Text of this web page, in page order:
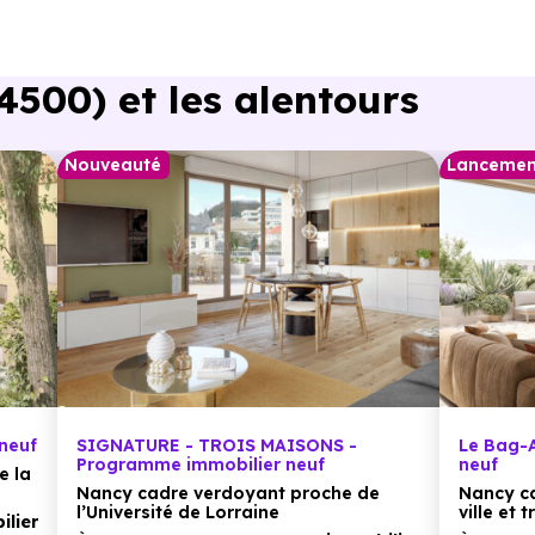
et les alentours
la
Nouveauté
SIGNATURE - TROIS MAISONS -
Programme immobilier neuf
Nancy cadre verdoyant proche de
l’Université de Lorraine
Le
neuf
Nancy
ville et